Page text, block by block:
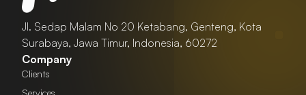
Jl. Sedap Malam No 20 Ketabang, Genteng, Kota
Surabaya, Jawa Timur, Indonesia, 60272
Company
Clients